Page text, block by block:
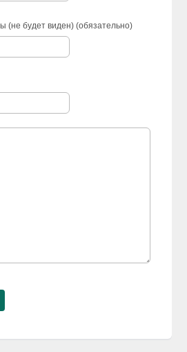
(не будет виден) (обязательно)